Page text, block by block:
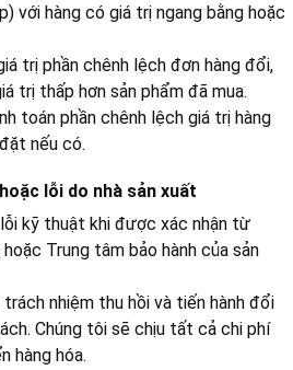
với hàng có giá trị ngang bằng hoặc
trị phần chênh lệch đơn hàng đổi,
trị thấp hơn sản phẩm đã mua.
toán phần chênh lệch giá trị hàng
nếu có.
lỗi do nhà sản xuất
kỹ thuật khi được xác nhận từ
Trung tâm bảo hành của sản
nhiệm thu hồi và tiến hành đổi
Chúng tôi sẽ chịu tất cả chi phí
hàng hóa.